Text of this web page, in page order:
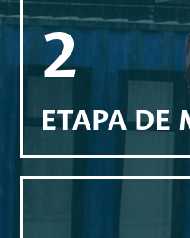
2
ETAPA DE